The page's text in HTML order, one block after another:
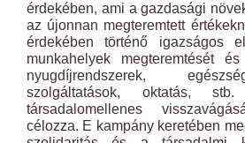
érdekében, ami a gazdasági
az újonnan megteremtett
érdekében történő igazságos
munkahelyek megteremtését
nyugdíjrendszerek,
szolgáltatások, oktatás,
társadalomellenes
célozza. E kampány keretében